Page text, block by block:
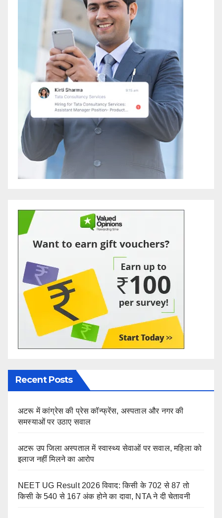
Recent Posts
अटरू में कांग्रेस की प्रेस कॉन्फ्रेंस, अस्पताल और नगर की
समस्याओं पर उठाए सवाल
अटरू उप जिला अस्पताल में स्वास्थ्य सेवाओं पर सवाल, महिला को
इलाज नहीं मिलने का आरोप
NEET UG Result 2026 विवाद: किसी के 702 से 87 तो
किसी के 540 से 167 अंक होने का दावा, NTA ने दी चेतावनी